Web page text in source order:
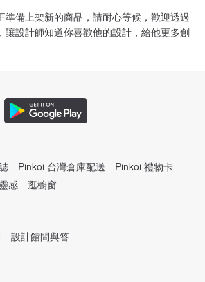
準備上架新的商品，請耐心等候，歡迎透過
讓設計師知道你喜歡他的設計，給他更多創
Pinkoi 台灣倉庫配送
Pinkoi 禮物卡
感 逛櫥窗
設計館問與答